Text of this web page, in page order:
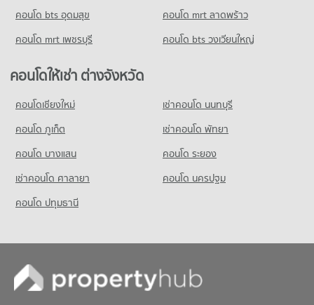
คอนโด รร.ศีลาจารพิพัฒน์
คอนโดให้เช่า รร.ศีลาจารพิพัฒน์
มีคอนโดให้เช่า 2,924 ประกาศ
ขายคอนโด รร.ศีลาจารพิพัฒน์
คอนโดให้เช่า การไฟฟ้าฝ่ายผลิตแห่งประเทศไทย
มีคอนโดให้เช่า 3,508 ประกาศ
มีคอนโดขาย 2,194 ประกาศ
คอนโด สำนักงานคณะกรรมการอาหารและยา
คอนโดให้เช่า สำนักงานคณะกรรมการอาหารและยา
มีคอนโดให้เช่า 3,332 ประกาศ
ขายคอนโด สำนักงานคณะกรรมการอาหารและยา
มีคอนโดขาย 2,235 ประกาศ
คอนโด บางลำภู(บางโพ)
มีคอนโดให้เช่า 9,004 ประกาศ
ขายคอนโด บางลำภู(บางโพ)
มีคอนโดขาย 4,061 ประกาศ
คอนโด bts อุดมสุข
คอนโด mrt ลาดพร้าว
คอนโด mrt เพชรบุรี
คอนโด bts วงเวียนใหญ่
คอนโดให้เช่า ต่างจังหวัด
คอนโดเชียงใหม่
เช่าคอนโด นนทบุรี
คอนโด ภูเก็ต
เช่าคอนโด พัทยา
คอนโด บางแสน
คอนโด ระยอง
เช่าคอนโด ศาลายา
คอนโด นครปฐม
คอนโด ปทุมธานี